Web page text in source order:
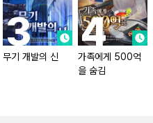
무기 개발의 신
가족에게 500억
을 숨김